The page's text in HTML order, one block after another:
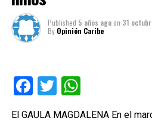
Published 5 años agoon 31
By Opinión Caribe
Facebook
Twitter
El GAULA MAGDALENA En el